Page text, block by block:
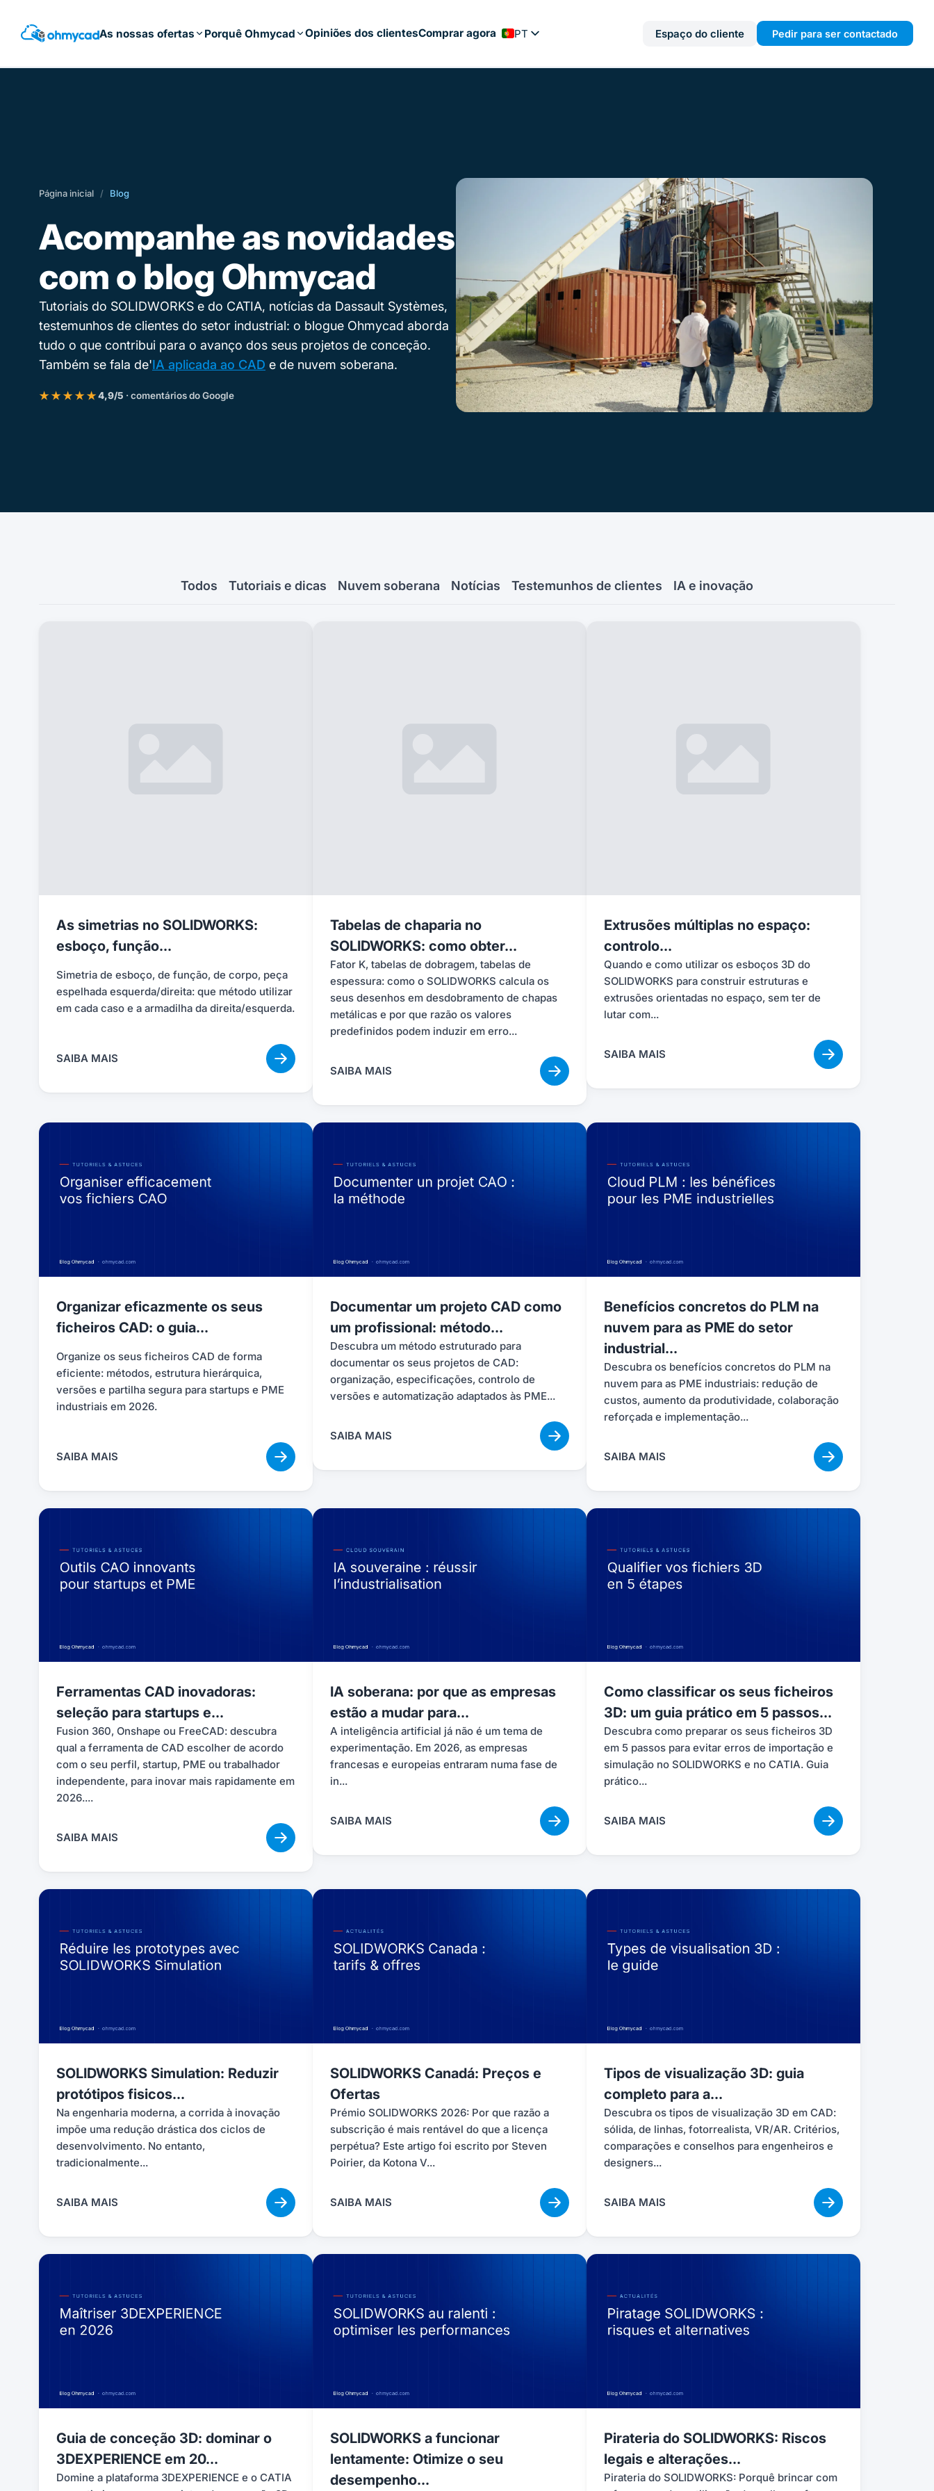
para
conteúdo
As nossas ofertas Porquê Ohmycad Opiniões dos clientesComprar agora PT Espaço do cliente Pedir para ser contactado
Página inicial / Blog
Acompanhe as novidades
com o blog Ohmycad
Tutoriais do SOLIDWORKS e do CATIA, notícias da Dassault Systèmes,
testemunhos de clientes do setor industrial: o blogue Ohmycad aborda
tudo o que contribui para o avanço dos seus projetos de conceção.
Também se fala de'IA aplicada ao CAD e de nuvem soberana.
★★★★★4,9/5 · comentários do Google
Todos Tutoriais e dicas Nuvem soberana Notícias Testemunhos de clientes IA e inovação
As simetrias no SOLIDWORKS:
esboço, função...
Simetria de esboço, de função, de corpo, peça
espelhada esquerda/direita: que método utilizar
em cada caso e a armadilha da direita/esquerda.
SAIBA MAIS
Tabelas de chaparia no
SOLIDWORKS: como obter...
Fator K, tabelas de dobragem, tabelas de
espessura: como o SOLIDWORKS calcula os
seus desenhos em desdobramento de chapas
metálicas e por que razão os valores
predefinidos podem induzir em erro...
SAIBA MAIS
Extrusões múltiplas no espaço:
controlo...
Quando e como utilizar os esboços 3D do
SOLIDWORKS para construir estruturas e
extrusões orientadas no espaço, sem ter de
lutar com...
SAIBA MAIS
Organizar eficazmente os seus
ficheiros CAD: o guia...
Organize os seus ficheiros CAD de forma
eficiente: métodos, estrutura hierárquica,
versões e partilha segura para startups e PME
industriais em 2026.
SAIBA MAIS
Documentar um projeto CAD como
um profissional: método...
Descubra um método estruturado para
documentar os seus projetos de CAD:
organização, especificações, controlo de
versões e automatização adaptados às PME...
SAIBA MAIS
Benefícios concretos do PLM na
nuvem para as PME do setor
industrial...
Descubra os benefícios concretos do PLM na
nuvem para as PME industriais: redução de
custos, aumento da produtividade, colaboração
reforçada e implementação...
SAIBA MAIS
Ferramentas CAD inovadoras:
seleção para startups e...
Fusion 360, Onshape ou FreeCAD: descubra
qual a ferramenta de CAD escolher de acordo
com o seu perfil, startup, PME ou trabalhador
independente, para inovar mais rapidamente em
2026....
SAIBA MAIS
IA soberana: por que as empresas
estão a mudar para...
A inteligência artificial já não é um tema de
experimentação. Em 2026, as empresas
francesas e europeias entraram numa fase de
in...
SAIBA MAIS
Como classificar os seus ficheiros
3D: um guia prático em 5 passos...
Descubra como preparar os seus ficheiros 3D
em 5 passos para evitar erros de importação e
simulação no SOLIDWORKS e no CATIA. Guia
prático...
SAIBA MAIS
SOLIDWORKS Simulation: Reduzir
protótipos fisicos...
Na engenharia moderna, a corrida à inovação
impõe uma redução drástica dos ciclos de
desenvolvimento. No entanto,
tradicionalmente...
SAIBA MAIS
SOLIDWORKS Canadá: Preços e
Ofertas
Prémio SOLIDWORKS 2026: Por que razão a
subscrição é mais rentável do que a licença
perpétua? Este artigo foi escrito por Steven
Poirier, da Kotona V...
SAIBA MAIS
Tipos de visualização 3D: guia
completo para a...
Descubra os tipos de visualização 3D em CAD:
sólida, de linhas, fotorrealista, VR/AR. Critérios,
comparações e conselhos para engenheiros e
designers...
SAIBA MAIS
Guia de conceção 3D: dominar o
3DEXPERIENCE em 20...
Domine a plataforma 3DEXPERIENCE e o CATIA
SOLIDWORKS a funcionar
lentamente: Otimize o seu
desempenho...
Pirateria do SOLIDWORKS: Riscos
legais e alterações...
Pirateria do SOLIDWORKS: Porquê brincar com